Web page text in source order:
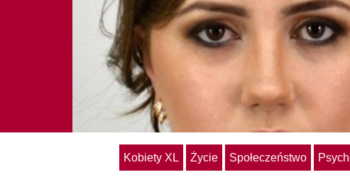
Kobiety XL Życie Społeczeństwo